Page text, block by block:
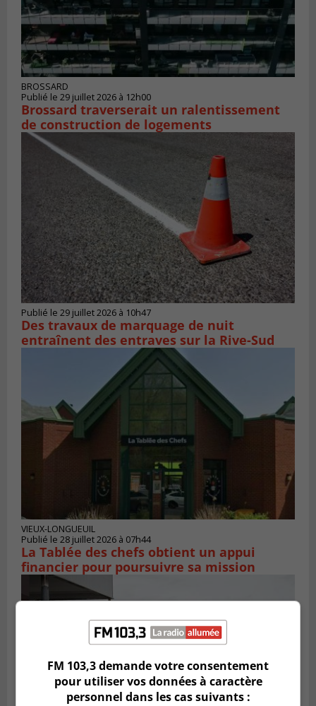
BROSSARD
Publié le 29 juillet 2026 à 12h00
Brossard traverserait un ralentissement
de construction de logements
Publié le 29 juillet 2026 à 10h47
Des travaux de marquage de nuit
entraînent des entraves sur la Rive-Sud
VIEUX-LONGUEUIL
Publié le 28 juillet 2026 à 07h44
La Tablée des chefs obtient un appui
financier pour poursuivre sa mission
FM 103,3 demande votre consentement
pour utiliser vos données à caractère
personnel dans les cas suivants :